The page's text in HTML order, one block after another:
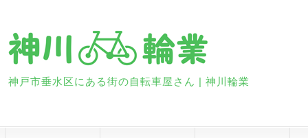
神戸市垂水区にある街の自転車屋さん | 神川輪業